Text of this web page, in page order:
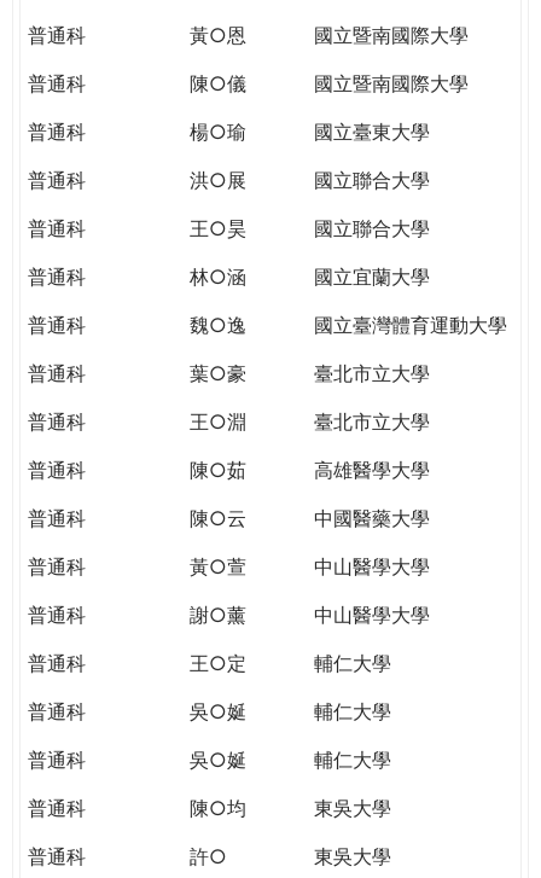
普通科
黃○恩
國立暨南國際大學
普通科
陳○儀
國立暨南國際大學
普通科
楊○瑜
國立臺東大學
普通科
洪○展
國立聯合大學
普通科
王○昊
國立聯合大學
普通科
林○涵
國立宜蘭大學
普通科
魏○逸
國立臺灣體育運動大學
普通科
葉○豪
臺北市立大學
普通科
王○淵
臺北市立大學
普通科
陳○茹
高雄醫學大學
普通科
陳○云
中國醫藥大學
普通科
黃○萱
中山醫學大學
普通科
謝○薰
中山醫學大學
普通科
王○定
輔仁大學
普通科
吳○娫
輔仁大學
普通科
吳○娫
輔仁大學
普通科
陳○均
東吳大學
普通科
許○
東吳大學